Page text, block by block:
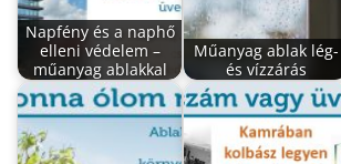
Napfény és a naphő
elleni védelem –
műanyag ablakkal
Műanyag ablak lég-
és vízzárás